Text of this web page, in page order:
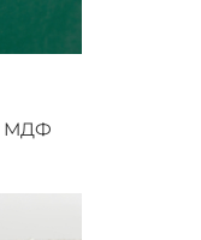
МДФ